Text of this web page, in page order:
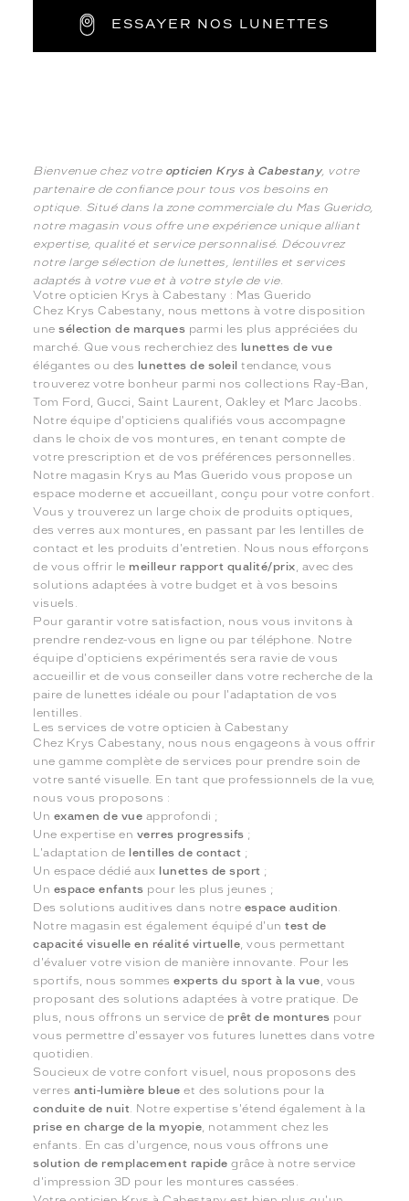
ESSAYER NOS LUNETTES
Bienvenue chez votre opticien Krys à Cabestany, votre
partenaire de confiance pour tous vos besoins en
optique. Situé dans la zone commerciale du Mas Guerido,
notre magasin vous offre une expérience unique alliant
expertise, qualité et service personnalisé. Découvrez
notre large sélection de lunettes, lentilles et services
adaptés à votre vue et à votre style de vie.
Votre opticien Krys à Cabestany : Mas Guerido
Chez Krys Cabestany, nous mettons à votre disposition
unesélection de marques parmi les plus appréciées du
marché. Que vous recherchiez des lunettes de vue
élégantes ou des lunettes de soleil tendance, vous
trouverez votre bonheur parmi nos collections Ray-Ban,
Tom Ford, Gucci, Saint Laurent, Oakley et Marc Jacobs.
Notre équipe d'opticiens qualifiés vous accompagne
dans le choix de vos montures, en tenant compte de
votre prescription et de vos préférences personnelles.
Notre magasin Krys au Mas Guerido vous propose un
espace moderne et accueillant, conçu pour votre confort.
Vous y trouverez un large choix de produits optiques,
des verres aux montures, en passant par les lentilles de
contact et les produits d'entretien. Nous nous efforçons
de vous offrir le meilleur rapport qualité/prix, avec des
solutions adaptées à votre budget et à vos besoins
visuels.
Pour garantir votre satisfaction, nous vous invitons à
prendre rendez-vous en ligne ou par téléphone. Notre
équipe d'opticiens expérimentés sera ravie de vous
accueillir et de vous conseiller dans votre recherche de la
paire de lunettes idéale ou pour l'adaptation de vos
lentilles.
Les services de votre opticien à Cabestany
Chez Krys Cabestany, nous nous engageons à vous offrir
une gamme complète de services pour prendre soin de
votre santé visuelle. En tant que professionnels de la vue,
nous vous proposons :
Un examen de vue approfondi ;
Une expertise en verres progressifs ;
L'adaptation de lentilles de contact ;
Un espace dédié aux lunettes de sport ;
Un espace enfants pour les plus jeunes ;
Des solutions auditives dans notre espace audition.
Notre magasin est également équipé d'untest de
capacité visuelle en réalité virtuelle, vous permettant
d'évaluer votre vision de manière innovante. Pour les
sportifs, nous sommesexperts du sport à la vue, vous
proposant des solutions adaptées à votre pratique. De
plus, nous offrons un service de prêt de montures pour
vous permettre d'essayer vos futures lunettes dans votre
quotidien.
Soucieux de votre confort visuel, nous proposons des
verres anti-lumière bleue et des solutions pour la
conduite de nuit. Notre expertise s'étend également à la
prise en charge de la myopie, notamment chez les
enfants. En cas d'urgence, nous vous offrons une
solution de remplacement rapide grâce à notre service
d'impression 3D pour les montures cassées.